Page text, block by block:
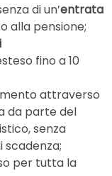
di un’entrata
alla pensione;
fino a 10
attraverso
da parte del
senza
per tutta la